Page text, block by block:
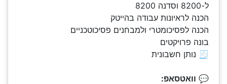
ל-8200 וסדנה 8200
הכנה לראיונות עבודה בהייטק
הכנה לפסיכומטרי ולמבחנים פסיכוטכניים
בונה פרויקטים
🧾 נותן חשבונית
💬 וואטסאפ: